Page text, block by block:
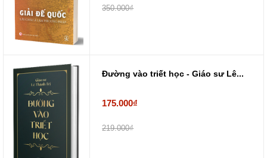
350.000₫
Đường vào triết học - Giáo sư Lê...
175.000₫
219.000₫